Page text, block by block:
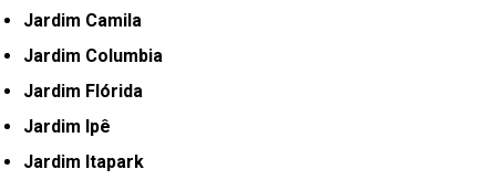
Jardim Camila
Jardim Columbia
Jardim Flórida
Jardim Ipê
Jardim Itapark